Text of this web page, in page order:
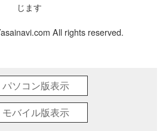
じます
All rights reserved.
パソコン版表示
モバイル版表示